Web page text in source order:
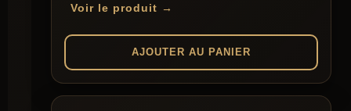
Voir le produit →
AJOUTER AU PANIER